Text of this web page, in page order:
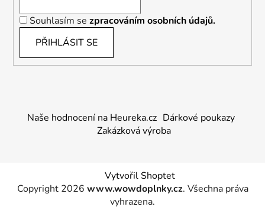
Souhlasím se zpracováním osobních údajů.
PŘIHLÁSIT SE
Naše hodnocení na Heureka.cz Dárkové poukazy
Zakázková výroba
Vytvořil Shoptet
Copyright 2026 www.wowdoplnky.cz. Všechna práva
vyhrazena.